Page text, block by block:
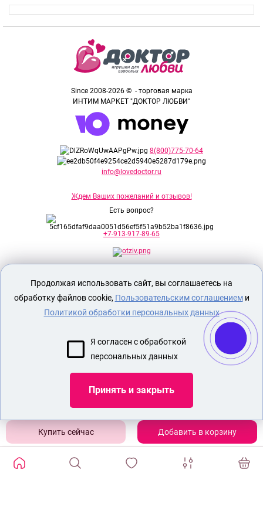
Добавить в корзину
Since 2008-2026 © - торговая марка
ИНТИМ МАРКЕТ "ДОКТОР ЛЮБВИ"
8(800)775-70-64
info@lovedoctor.ru
Ждем Ваших пожеланий и отзывов!
Есть вопрос?
+7-913-917-89-65
исключительно для лиц старше 18 лет!
Евразийского соответствия.
ОПЛАТА И ДОСТАВКА
СЕКС ИГРУШКИ
НАБОР БДСМ
Показать еще
Продолжая использовать сайт, вы соглашаетесь на
обработку файлов cookie, Пользовательским соглашениеми
Политикой обработки персональных данных
Я согласен с обработкой
персональных данных
Принять и закрыть